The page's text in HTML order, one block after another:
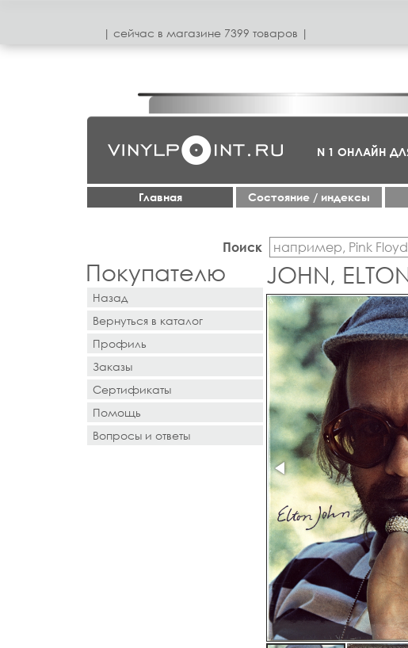
| сeйчас в магазинe 7399 товаров |
N 1 ОНЛАЙН
Главная Cостояние / индексы
Поиск
Покупателю
Назад
Вернуться в каталог
Профиль
Заказы
Сертификаты
Помощь
Вопросы и ответы
JOHN,